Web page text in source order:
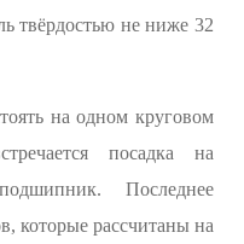
твёрдостью не ниже 32
на одном круговом
посадка на
Последнее
которые рассчитаны на